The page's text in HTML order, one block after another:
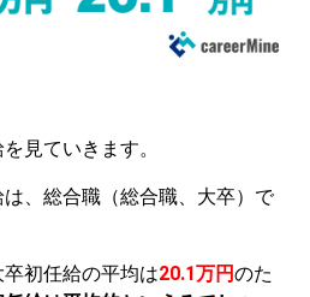
見ていきます。
、総合職（総合職、大卒）で
初任給の平均は20.1万円のた